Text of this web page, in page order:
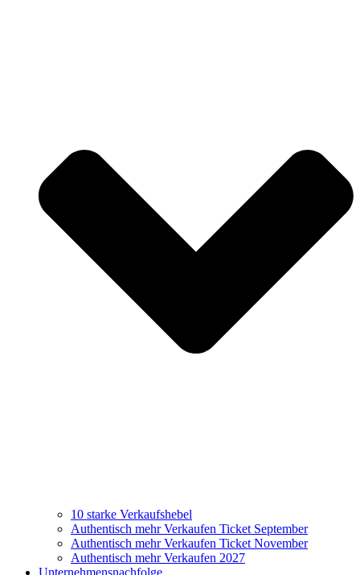
10 starke Verkaufshebel
Authentisch mehr Verkaufen Ticket September
Authentisch mehr Verkaufen Ticket November
Authentisch mehr Verkaufen 2027